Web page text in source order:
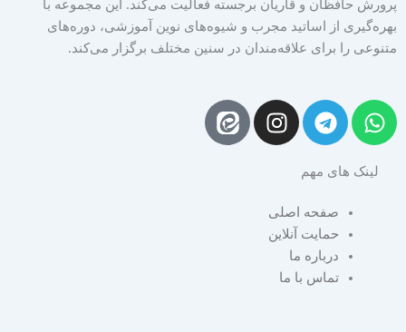
پرورش حافظان و قاریان برجسته فعالیت می‌کند. این مجموعه با
بهره‌گیری از اساتید مجرب و شیوه‌های نوین آموزشی، دوره‌های
متنوعی را برای علاقه‌مندان در سنین مختلف برگزار می‌کند.
W
h
t
T
e
e
r
a
m
I
n
g
r
لینک های مهم
صفحه اصلی
حمایت آنلاین
درباره ما
تماس با ما